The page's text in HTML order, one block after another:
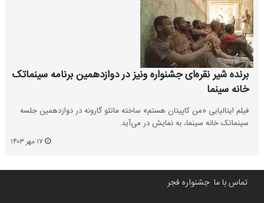
برنده شیر نقره‌ای جشنواره ونیز در دوازدهمین برنامه سینماتک
خانه سینما
فیلم ایتالیایی «من کاپیتان هستم» ساخته ماتئو گارونه در دوازدهمین جلسه
سینماتک خانه سینما، به نمایش در می‌آید.
تماس با ما جشنواره فجر